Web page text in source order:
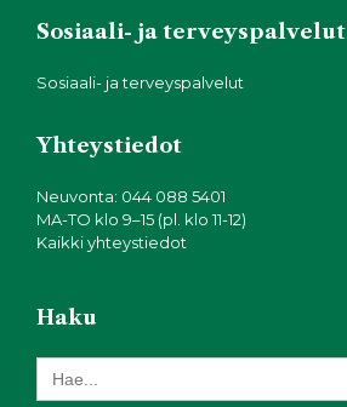
Sosiaali- ja terveyspalvelut
Sosiaali- ja terveyspalvelut
Yhteystiedot
Neuvonta: 044 088 5401
MA-TO klo 9–15 (pl. klo 11-12)
Kaikki yhteystiedot
Haku
Search
for: